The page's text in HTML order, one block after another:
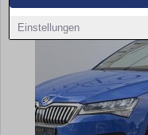
Einstellungen